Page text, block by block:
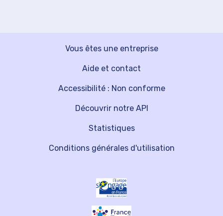
Vous êtes une entreprise
Découvrir notre API
Aide et contact
Statistiques
Accessibilité : Non conforme
Conditions générales d'utilisation